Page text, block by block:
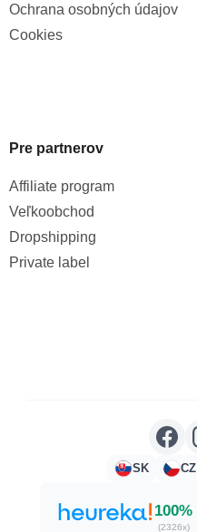
Ochrana osobných údajov
Cookies
Pre partnerov
Affiliate program
Veľkoobchod
Dropshipping
Private label
SK CZ
100%
(2326x)